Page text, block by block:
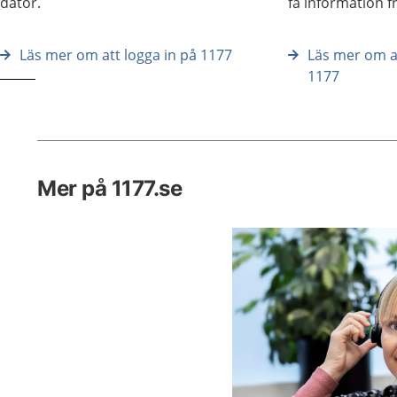
Läs mer om att logga in på 1177
Läs mer om
1177
Mer på 1177.se